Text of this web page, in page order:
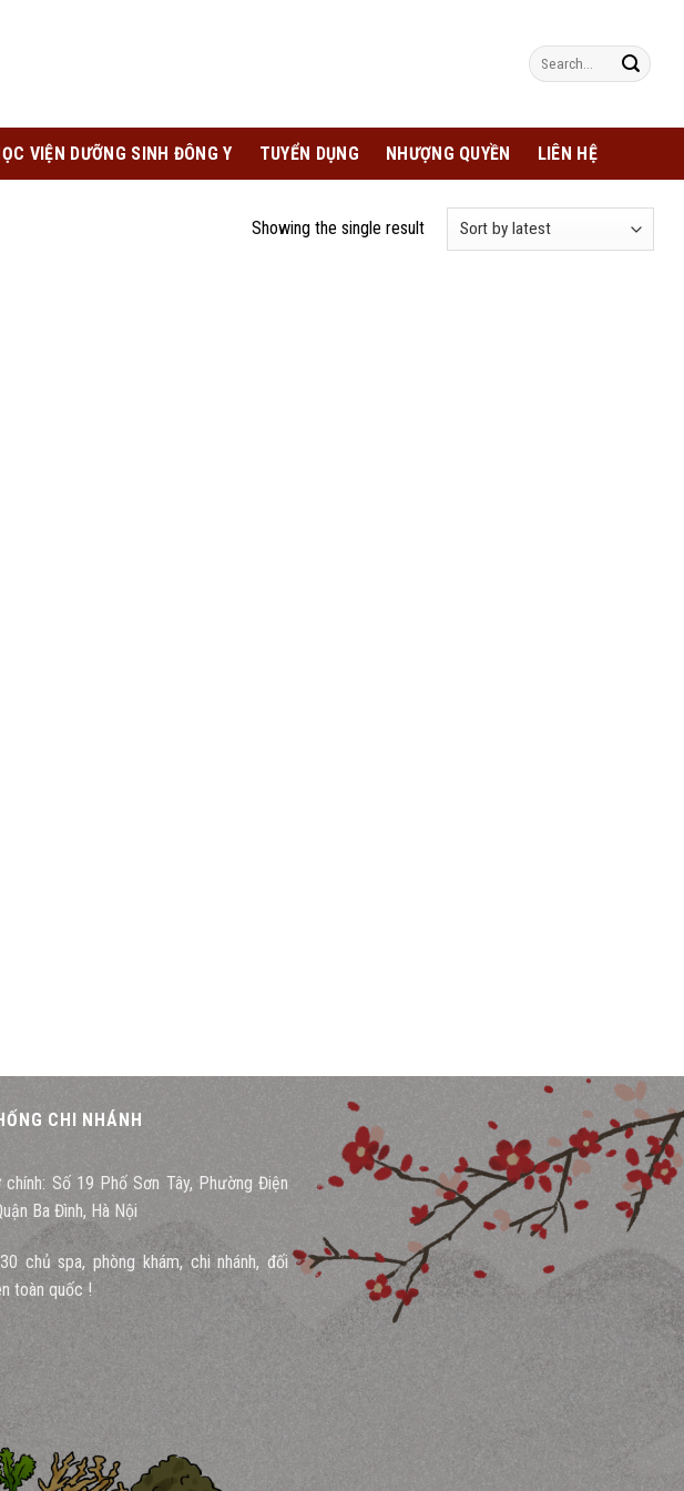
Search
for:
VIỆN DƯỠNG SINH ĐÔNG Y TUYỂN DỤNG NHƯỢNG QUYỀN LIÊN HỆ
Showing the single result
CHI NHÁNH
chính: Số 19 Phố Sơn Tây, Phường Điện
Ba Đình, Hà Nội
chủ spa, phòng khám, chi nhánh, đối
toàn quốc !